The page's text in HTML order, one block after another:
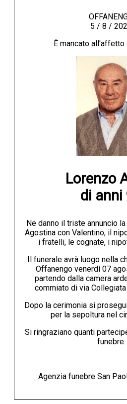
5 / 8 /
È mancato
Lorenzo
di anni
Ne danno il triste annuncio
Agostina con Valentino, il
i fratelli, le cognate, i
Il funerale avrà luogo nella
Offanengo venerdì 07
partendo dalla camera
commiato di via
Dopo la cerimonia si
per la sepoltura nel
Si ringraziano quanti
funebre.
Agenzia funebre San